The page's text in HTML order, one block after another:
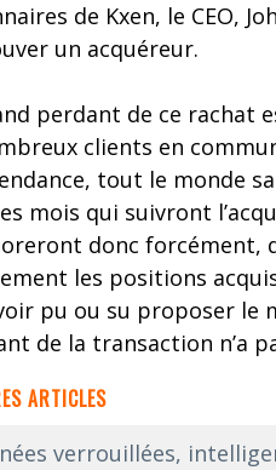
de Kxen, le CEO,
un acquéreur.
perdant de ce rachat
clients en
tout le monde
mois qui suivront
donc forcément,
les positions
pu ou su proposer le
de la transaction n’a
ARTICLES
verrouillées,